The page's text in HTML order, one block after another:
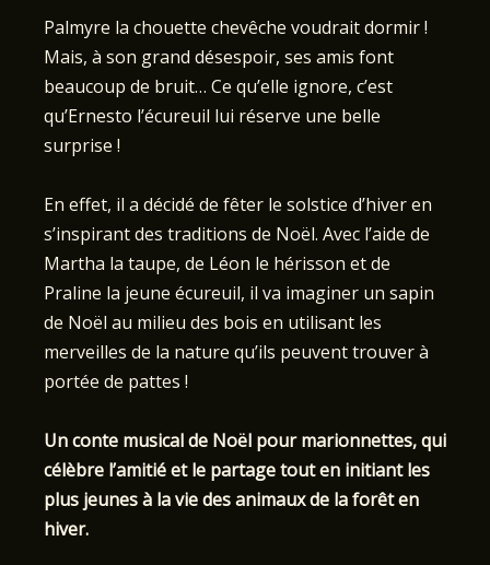
Palmyre la chouette chevêche voudrait dormir !
Mais, à son grand désespoir, ses amis font
beaucoup de bruit… Ce qu’elle ignore, c’est
qu’Ernesto l’écureuil lui réserve une belle
surprise !
En effet, il a décidé de fêter le solstice d’hiver en
s’inspirant des traditions de Noël. Avec l’aide de
Martha la taupe, de Léon le hérisson et de
Praline la jeune écureuil, il va imaginer un sapin
de Noël au milieu des bois en utilisant les
merveilles de la nature qu’ils peuvent trouver à
portée de pattes !
Un conte musical de Noël pour marionnettes, qui
célèbre l’amitié et le partage tout en initiant les
plus jeunes à la vie des animaux de la forêt en
hiver.